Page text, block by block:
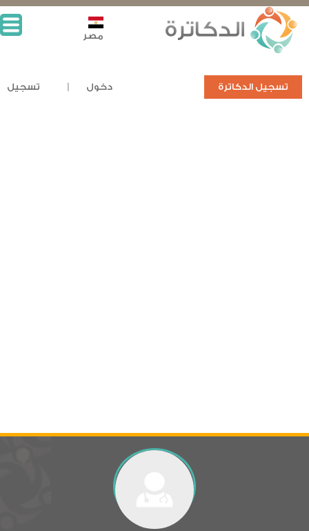
تسجيل الدكاترة دخول تسجيل
مصر